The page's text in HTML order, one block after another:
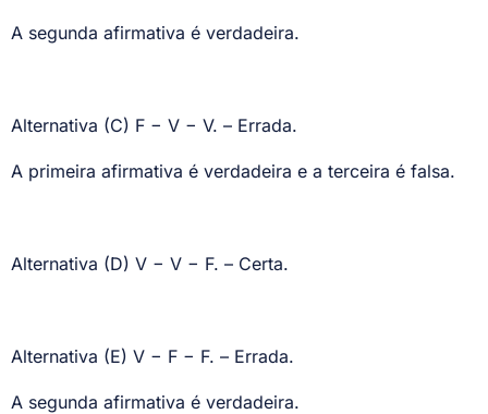
A segunda afirmativa é verdadeira.
Alternativa (C) F − V − V. – Errada.
A primeira afirmativa é verdadeira e a terceira é falsa.
Alternativa (D) V − V − F. – Certa.
Alternativa (E) V − F − F. – Errada.
A segunda afirmativa é verdadeira.